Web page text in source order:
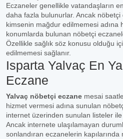
Eczaneler genellikle vatandaşların
daha fazla bulunurlar. Ancak nöbetçi
kimsenin mağdur edilmemesi
konumlarda bulunan nöbetçi
Özellikle sağlık söz konusu olduğu
edilmemesi sağlanır.
Isparta Yalvaç En
Eczane
Yalvaç nöbetçi eczane mesai
hizmet vermesi adına sunulan
internet üzerinden sunulan listeler ile
Ancak internete ulaşılamayan
sonlandıran eczanelerin